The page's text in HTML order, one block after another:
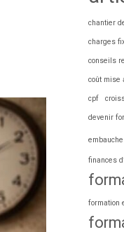
chantier
charges
conseils
coût mise
cpf
devenir
finances
formation